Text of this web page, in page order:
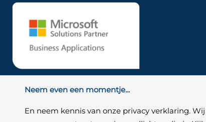
Neem even een momentje...
En neem kennis van onze privacy verklaring.